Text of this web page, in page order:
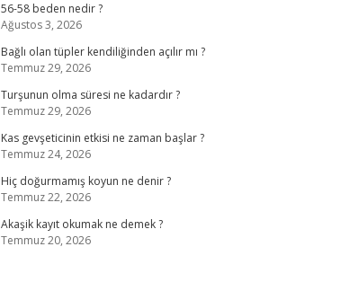
56-58 beden nedir ?
Ağustos 3, 2026
Bağlı olan tüpler kendiliğinden açılır mı ?
Temmuz 29, 2026
Turşunun olma süresi ne kadardır ?
Temmuz 29, 2026
Kas gevşeticinin etkisi ne zaman başlar ?
Temmuz 24, 2026
Hiç doğurmamış koyun ne denir ?
Temmuz 22, 2026
Akaşik kayıt okumak ne demek ?
Temmuz 20, 2026